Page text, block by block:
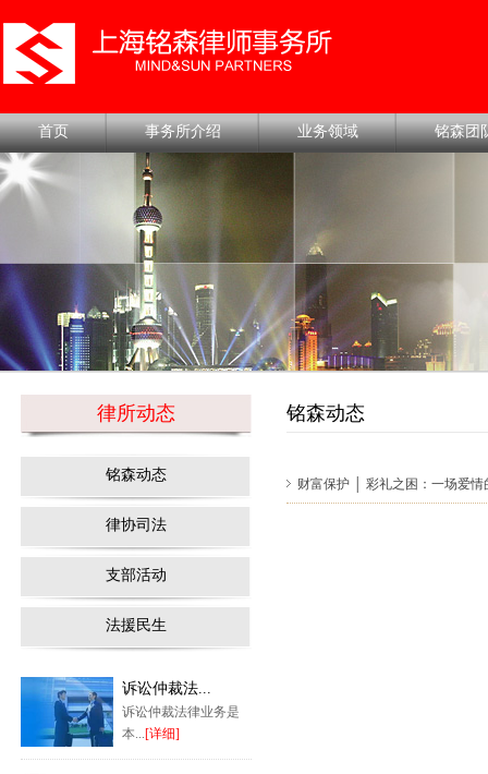
首页 事务所介绍 业务领域 铭森团
律所动态
铭森动态
律协司法
支部活动
法援民生
诉讼仲裁法...
诉讼仲裁法律业务是
本...[详细]
铭森动态
财富保护 │ 彩礼之困：一场爱情